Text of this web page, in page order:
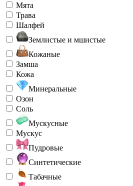
Мята
Трава
Шалфей
Землистые и мшистые
Кожаные
Замша
Кожа
Минеральные
Озон
Соль
Мускусные
Мускус
Пудровые
Синтетические
Табачные